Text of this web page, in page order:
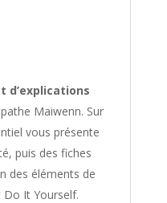
d’explications
Maiwenn. Sur
vous présente
puis des fiches
des éléments de
It Yourself.